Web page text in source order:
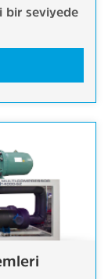
bir seviyede